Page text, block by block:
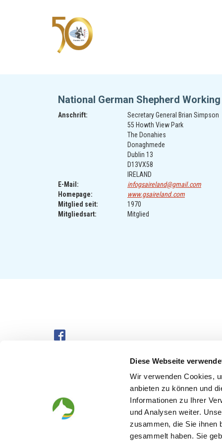
Diese Webseite
Wir verwenden Cookies,
anbieten zu können und
Informationen zu Ihrer
und Analysen weiter.
zusammen, die Sie ihnen
gesammelt haben. Sie
National German Shepherd
Anschrift:
Secretary General Brian Simpson
55 Howth View Park
The Donahies
Donaghmede
Dublin 13
D13VX58
IRELAND
E-Mail:
infogsaireland@gmail.com
Homepage:
www.gsaireland.com
Mitglied seit:
1970
Mitgliedsart:
Mitglied